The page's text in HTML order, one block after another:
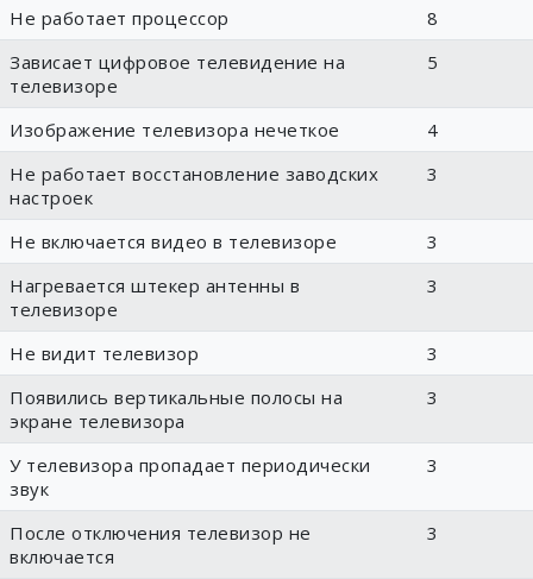
Не работает процессор
8
Зависает цифровое телевидение на
телевизоре
5
Изображение телевизора нечеткое
4
Не работает восстановление заводских
настроек
3
Не включается видео в телевизоре
3
Нагревается штекер антенны в
телевизоре
3
Не видит телевизор
3
Появились вертикальные полосы на
экране телевизора
3
У телевизора пропадает периодически
звук
3
После отключения телевизор не
включается
3